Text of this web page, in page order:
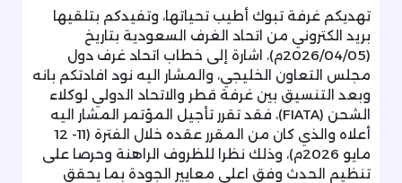
تهديكم غرفة تبوك أطيب تحياتها، وتفيدكم بتلقيها
بريد الكتروني من اتحاد الغرف السعودية بتاريخ
(2026/04/05م)، اشارة إلى خطاب اتحاد غرف دول
مجلس التعاون الخليجي، والمشار اليه نود افادتكم بانه
وبعد التنسيق بين غرفة قطر والاتحاد الدولي لوكلاء
الشحن (FIATA)، فقد تقرر تأجيل المؤتمر المشار اليه
أعلاه والذي كان من المقرر عقده خلال الفترة (11- 12
مايو 2026م)، وذلك نظرا للظروف الراهنة وحرصا على
تنظيم الحدث وفق اعلى معايير الجودة بما يحقق